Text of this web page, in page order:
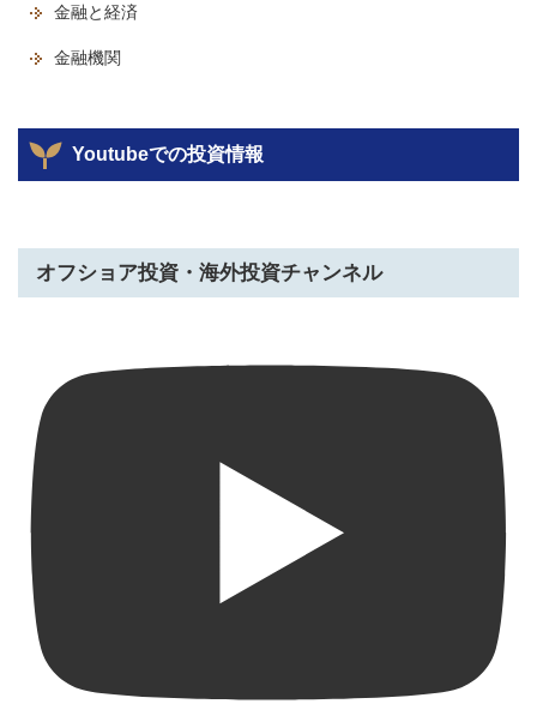
金融と経済
金融機関
Youtubeでの投資情報
オフショア投資・海外投資チャンネル